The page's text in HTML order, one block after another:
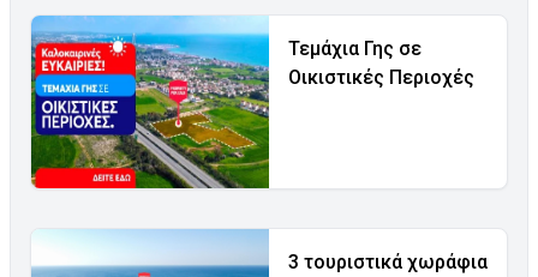
Τεμάχια Γης σε
Οικιστικές Περιοχές
3 τουριστικά χωράφια